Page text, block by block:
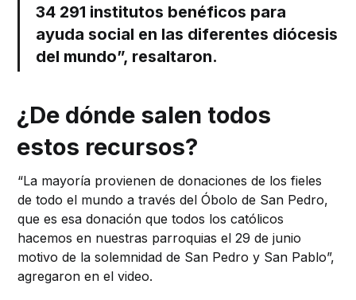
34 291 institutos benéficos para
ayuda social en las diferentes diócesis
del mundo”, resaltaron.
¿De dónde salen todos
estos recursos?
“La mayoría provienen de donaciones de los fieles
de todo el mundo a través del Óbolo de San Pedro,
que es esa donación que todos los católicos
hacemos en nuestras parroquias el 29 de junio
motivo de la solemnidad de San Pedro y San Pablo”,
agregaron en el video.